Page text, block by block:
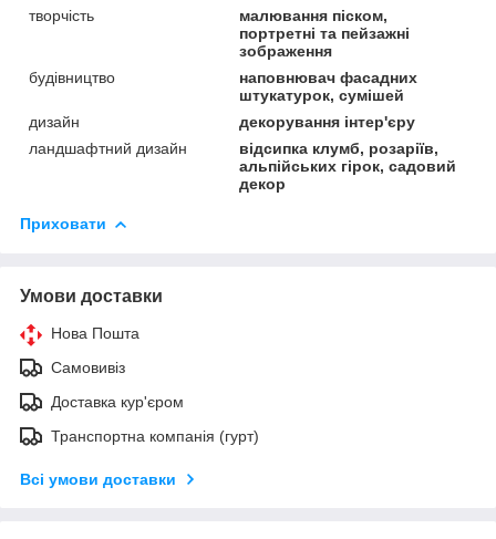
творчість
малювання піском,
портретні та пейзажні
зображення
будівництво
наповнювач фасадних
штукатурок, сумішей
дизайн
декорування інтер'єру
ландшафтний дизайн
відсипка клумб, розаріїв,
альпійських гірок, садовий
декор
Приховати
Умови доставки
Нова Пошта
Самовивіз
Доставка кур'єром
Транспортна компанія (гурт)
Всі умови доставки